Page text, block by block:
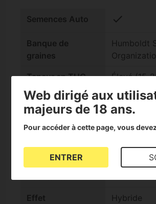
Semences Auto check
Banque de
graines
Humboldt
Teneur en THC Élevé (15-
Génotype
Indica/Sativa
Indica
Goût
Citrique,
check
Effet Hybride
Web dirigé aux
majeurs de 18 ans.
Pour accéder à cette page, vous
ENTRER